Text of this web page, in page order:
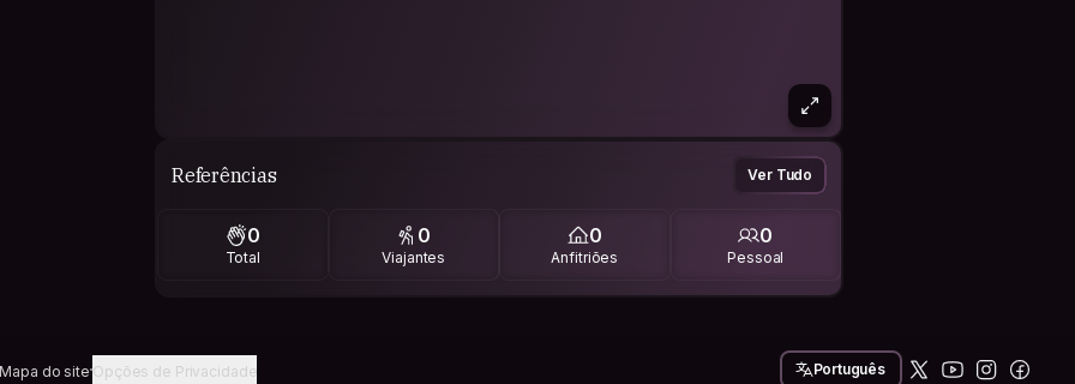
Referências Ver Tudo
0
Total
0
Viajantes
0
Anfitriões
0
Pessoal
Mapa do siteOpções de Privacidade Português